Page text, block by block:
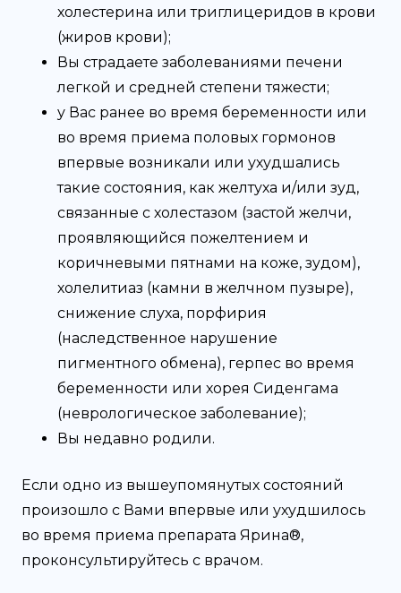
холестерина или триглицеридов в крови
(жиров крови);
Вы страдаете заболеваниями печени
легкой и средней степени тяжести;
у Вас ранее во время беременности или
во время приема половых гормонов
впервые возникали или ухудшались
такие состояния, как желтуха и/или зуд,
связанные с холестазом (застой желчи,
проявляющийся пожелтением и
коричневыми пятнами на коже, зудом),
холелитиаз (камни в желчном пузыре),
снижение слуха, порфирия
(наследственное нарушение
пигментного обмена), герпес во время
беременности или хорея Сиденгама
(неврологическое заболевание);
Вы недавно родили.
Если одно из вышеупомянутых состояний
произошло с Вами впервые или ухудшилось
во время приема препарата Ярина®,
проконсультируйтесь с врачом.